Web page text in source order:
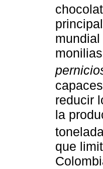
reducir
la
que